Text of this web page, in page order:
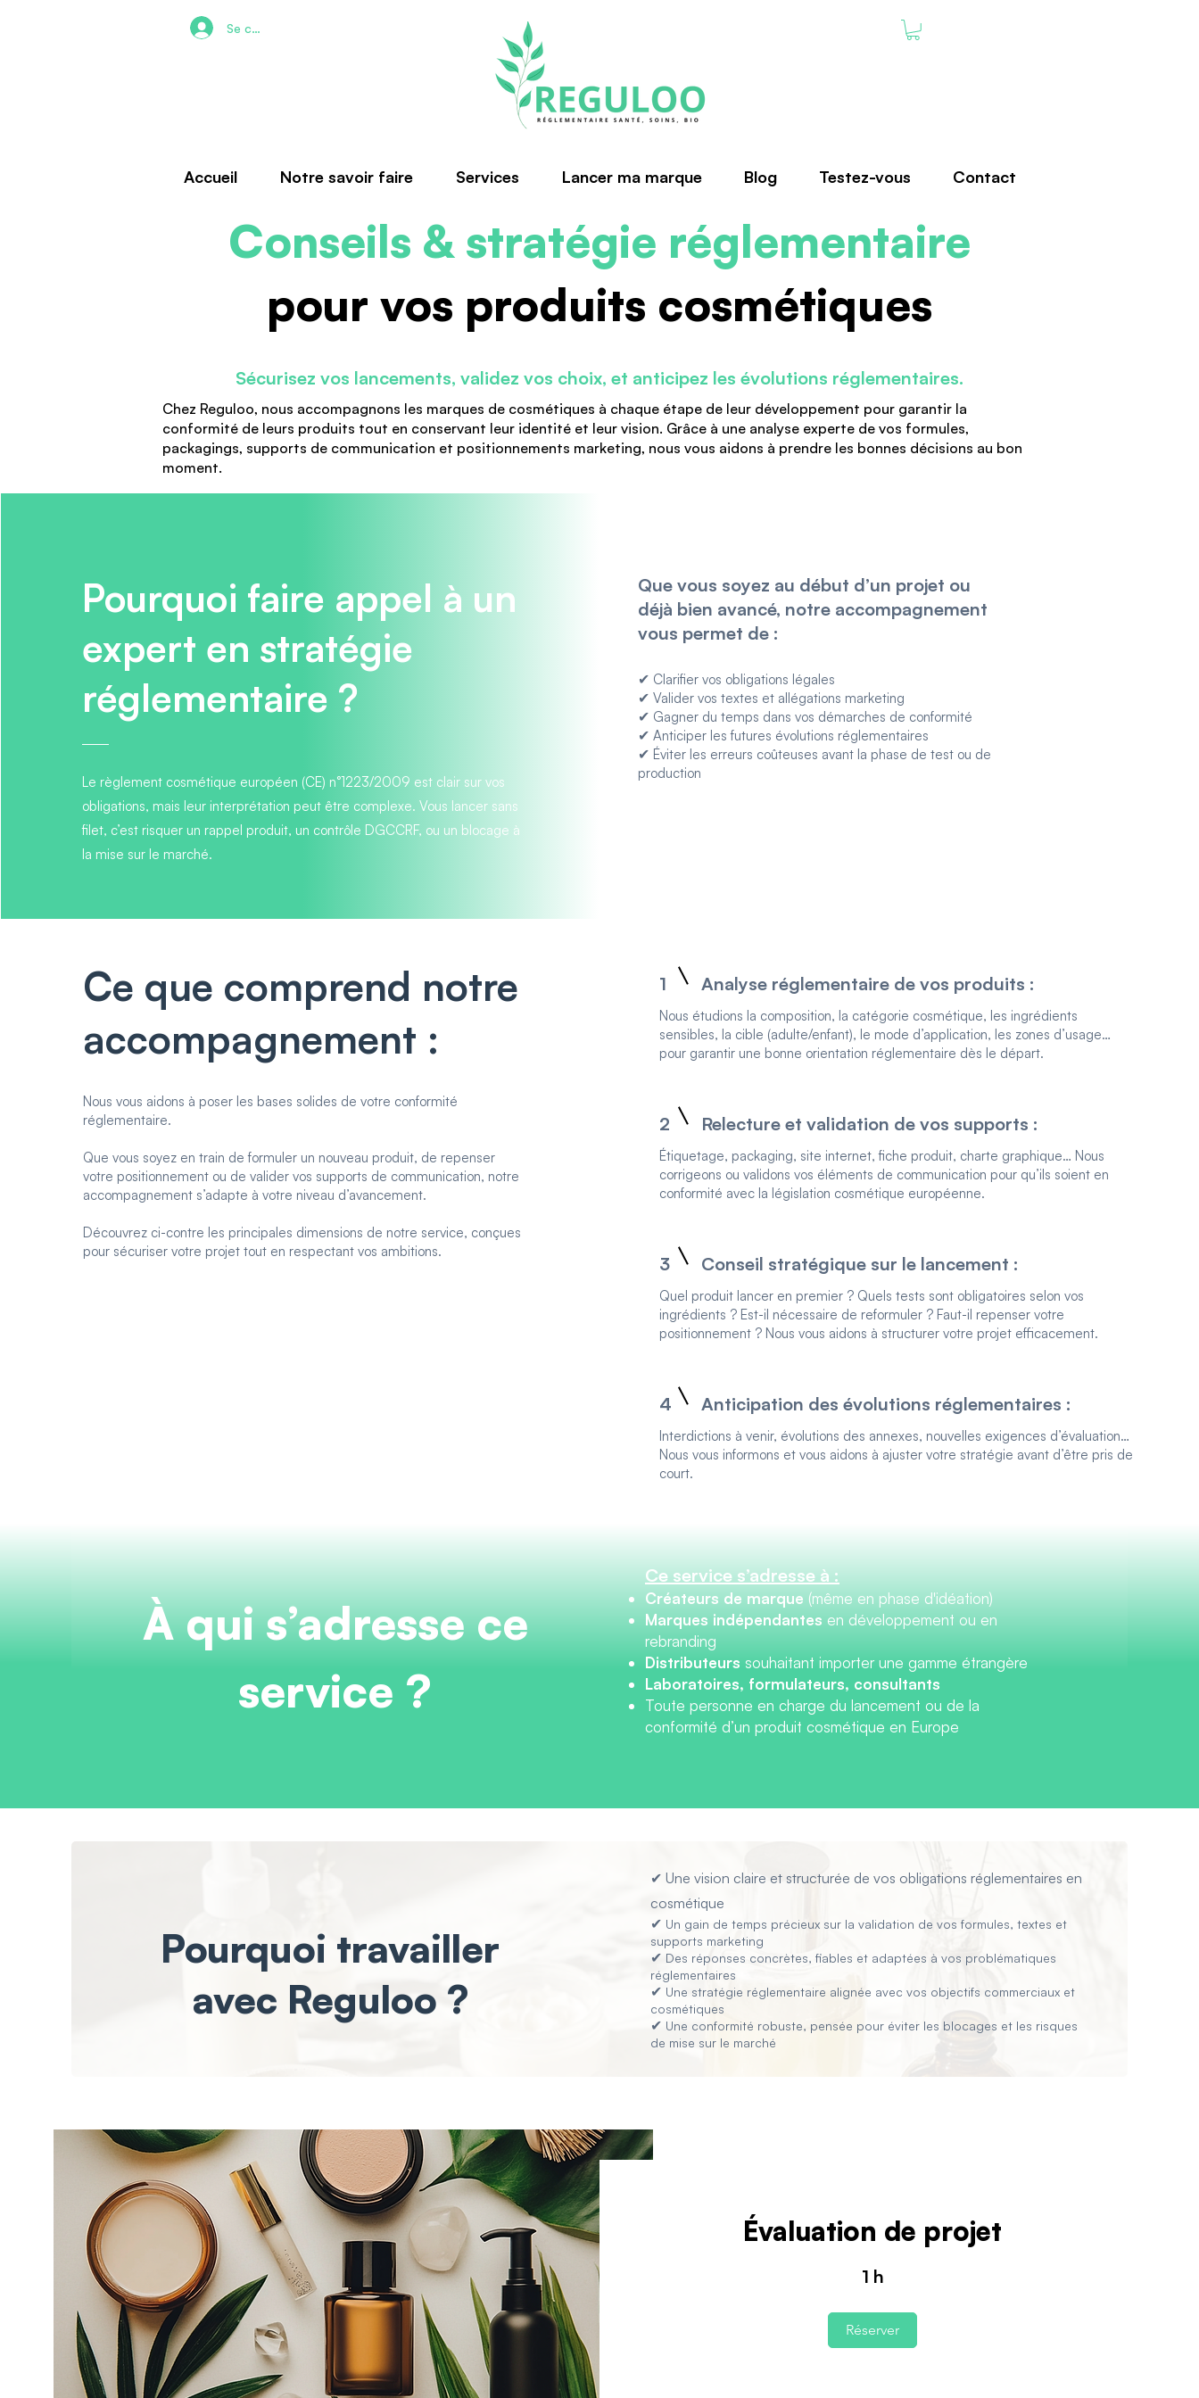
Se connecter
Accueil Notre savoir faire Services Lancer ma marque Blog Testez-vous Contact
Conseils & stratégie réglementaire
pour vos produits cosmétiques
Sécurisez vos lancements, validez vos choix, et anticipez les évolutions réglementaires.
Chez Reguloo, nous accompagnons les marques de cosmétiques à chaque étape de leur développement pour garantir la
conformité de leurs produits tout en conservant leur identité et leur vision. Grâce à une analyse experte de vos formules,
packagings, supports de communication et positionnements marketing, nous vous aidons à prendre les bonnes décisions au bon
moment.
Pourquoi faire appel à un
expert en stratégie
réglementaire ?
Le règlement cosmétique européen (CE) n°1223/2009 est clair sur vos
obligations, mais leur interprétation peut être complexe. Vous lancer sans
filet, c’est risquer un rappel produit, un contrôle DGCCRF, ou un blocage à
la mise sur le marché.
Que vous soyez au début d’un projet ou
déjà bien avancé, notre accompagnement
vous permet de :
✔ Clarifier vos obligations légales
✔ Valider vos textes et allégations marketing
✔ Gagner du temps dans vos démarches de conformité
✔ Anticiper les futures évolutions réglementaires
✔ Éviter les erreurs coûteuses avant la phase de test ou de
production
Ce que comprend notre
accompagnement :
Nous vous aidons à poser les bases solides de votre conformité
réglementaire.
Que vous soyez en train de formuler un nouveau produit, de repenser
votre positionnement ou de valider vos supports de communication, notre
accompagnement s’adapte à votre niveau d’avancement.
Découvrez ci-contre les principales dimensions de notre service, conçues
pour sécuriser votre projet tout en respectant vos ambitions.
1 Analyse réglementaire de vos produits :
Nous étudions la composition, la catégorie cosmétique, les ingrédients
sensibles, la cible (adulte/enfant), le mode d’application, les zones d’usage…
pour garantir une bonne orientation réglementaire dès le départ.
2 Relecture et validation de vos supports :
Étiquetage, packaging, site internet, fiche produit, charte graphique… Nous
corrigeons ou validons vos éléments de communication pour qu’ils soient en
conformité avec la législation cosmétique européenne.
3 Conseil stratégique sur le lancement :
Quel produit lancer en premier ? Quels tests sont obligatoires selon vos
ingrédients ? Est-il nécessaire de reformuler ? Faut-il repenser votre
positionnement ? Nous vous aidons à structurer votre projet efficacement.
4 Anticipation des évolutions réglementaires :
Interdictions à venir, évolutions des annexes, nouvelles exigences d’évaluation…
Nous vous informons et vous aidons à ajuster votre stratégie avant d’être pris de
court.
À qui s’adresse ce
service ?
Ce service s’adresse à :
Créateurs de marque (même en phase d'idéation)
Marques indépendantes en développement ou en
rebranding
Distributeurs souhaitant importer une gamme étrangère
Laboratoires, formulateurs, consultants
Toute personne en charge du lancement ou de la
conformité d’un produit cosmétique en Europe
Pourquoi travailler
avec Reguloo ?
✔ Une vision claire et structurée de vos obligations réglementaires en
cosmétique
✔ Un gain de temps précieux sur la validation de vos formules, textes et
supports marketing
✔ Des réponses concrètes, fiables et adaptées à vos problématiques
réglementaires
✔ Une stratégie réglementaire alignée avec vos objectifs commerciaux et
cosmétiques
✔ Une conformité robuste, pensée pour éviter les blocages et les risques
de mise sur le marché
Évaluation de projet
1 h
Réserver